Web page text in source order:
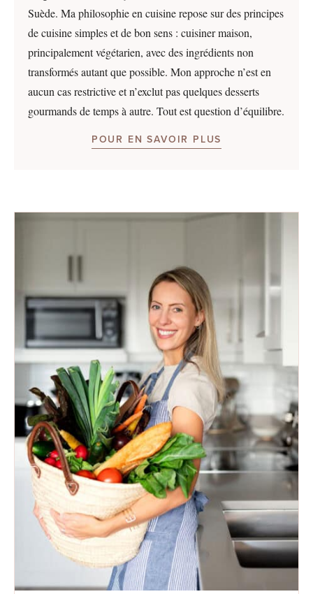
Suède. Ma philosophie en cuisine repose sur des principes
de cuisine simples et de bon sens : cuisiner maison,
principalement végétarien, avec des ingrédients non
transformés autant que possible. Mon approche n’est en
aucun cas restrictive et n’exclut pas quelques desserts
gourmands de temps à autre. Tout est question d’équilibre.
POUR EN SAVOIR PLUS